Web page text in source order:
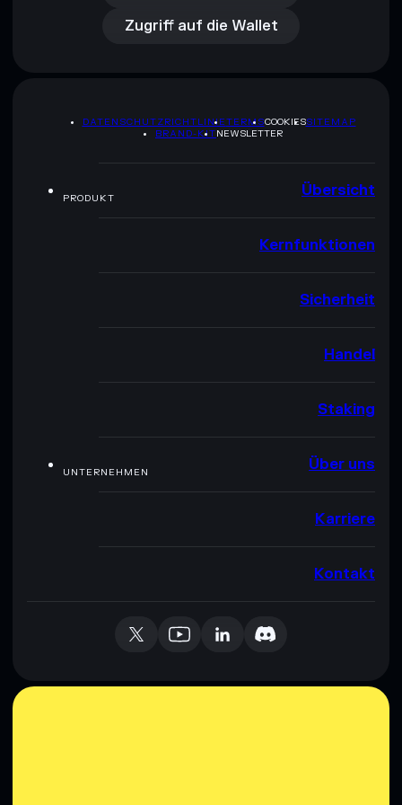
Zugriff auf die Wallet
DATENSCHUTZRICHTLINIETERMSCOOKIESSITEMAP
BRAND-KITNEWSLETTER
PRODUKT Übersicht
Kernfunktionen
Sicherheit
Handel
Staking
UNTERNEHMEN Über uns
Karriere
Kontakt